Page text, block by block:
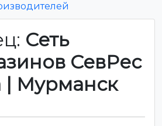
Сеть
СевРес
| Мурманск